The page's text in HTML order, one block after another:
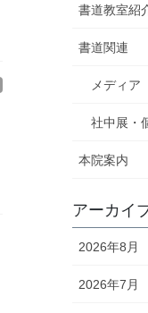
書道教室紹
書道関連
メディア
社中展・
本院案内
アーカイ
2026年8月
2026年7月